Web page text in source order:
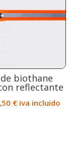
biothane
reflectante
€ iva incluido